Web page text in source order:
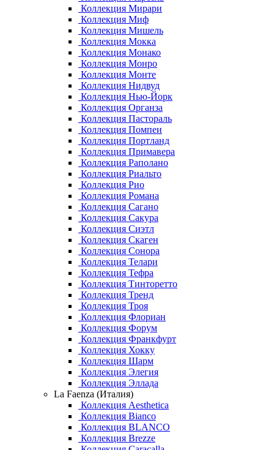
Коллекция Мирари
Коллекция Миф
Коллекция Мишель
Коллекция Мокка
Коллекция Монако
Коллекция Монро
Коллекция Монте
Коллекция Нидвуд
Коллекция Нью-Йорк
Коллекция Органза
Коллекция Пастораль
Коллекция Помпеи
Коллекция Портланд
Коллекция Примавера
Коллекция Раполано
Коллекция Риальто
Коллекция Рио
Коллекция Романа
Коллекция Сагано
Коллекция Сакура
Коллекция Сиэтл
Коллекция Скаген
Коллекция Сонора
Коллекция Телари
Коллекция Тефра
Коллекция Тинторетто
Коллекция Тренд
Коллекция Троя
Коллекция Флориан
Коллекция Форум
Коллекция Франкфурт
Коллекция Хокку
Коллекция Шарм
Коллекция Элегия
Коллекция Эллада
La Faenza (Италия)
Коллекция Aesthetica
Коллекция Bianco
Коллекция BLANCO
Коллекция Brezze